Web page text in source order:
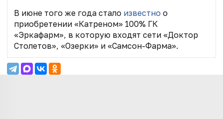
В июне того же года стало известно о
приобретении «Катреном» 100% ГК
«Эркафарм», в которую входят сети «Доктор
Столетов», «Озерки» и «Самсон-Фарма».